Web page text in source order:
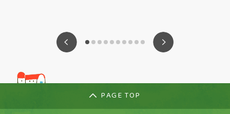
PAGE TOP